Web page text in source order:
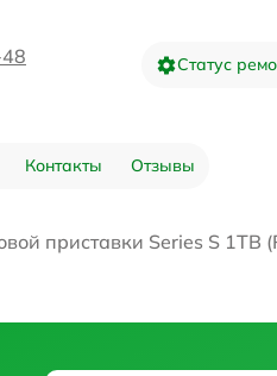
Статус
Контакты Отзывы
приставки Series S 1TB